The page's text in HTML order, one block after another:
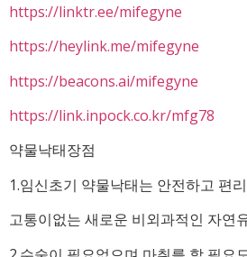
https://linktr.ee/mifegyne
https://heylink.me/mifegyne
https://beacons.ai/mifegyne
https://link.inpock.co.kr/mfg78
약물낙태장점
1.임신초기 약물낙태는 안전하고 편
고통이없는 새로운 비외과적인 자연